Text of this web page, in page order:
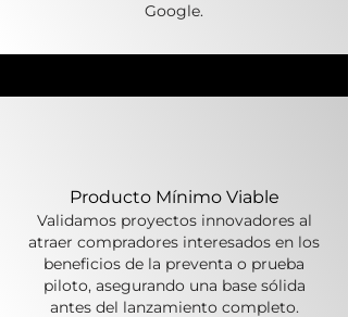
Google.
Producto Mínimo Viable
Validamos proyectos innovadores al
atraer compradores interesados en los
beneficios de la preventa o prueba
piloto, asegurando una base sólida
antes del lanzamiento completo.